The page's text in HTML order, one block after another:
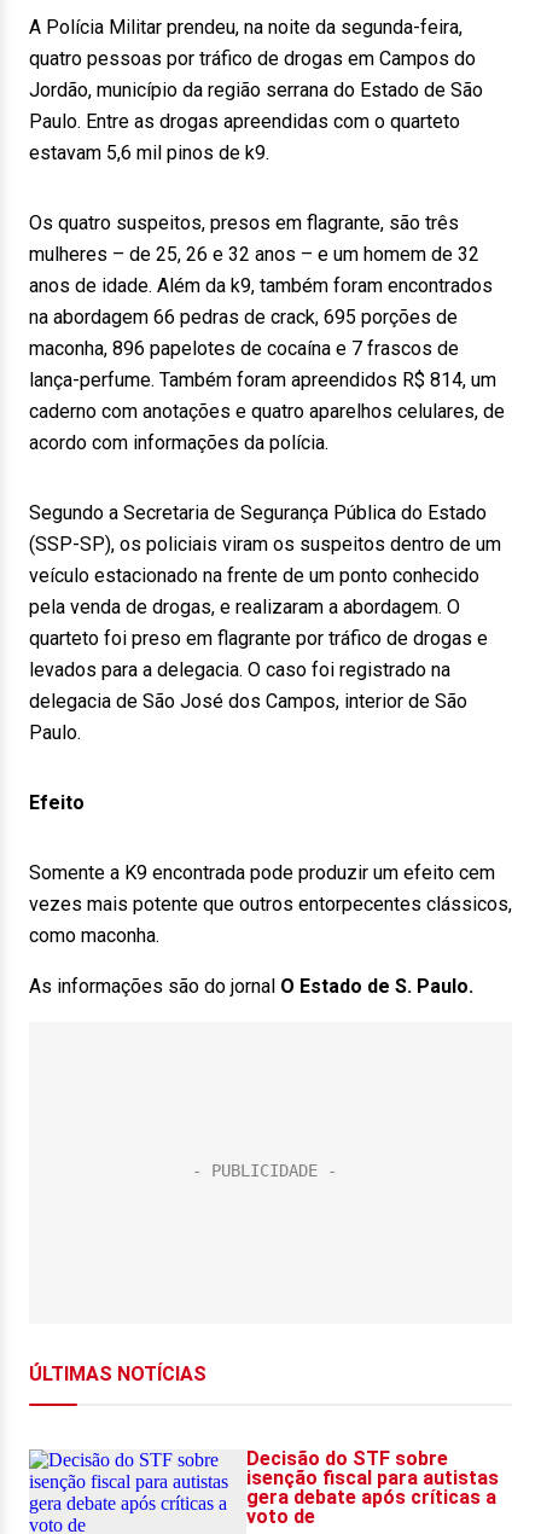
A Polícia Militar prendeu, na noite da segunda-feira,
quatro pessoas por tráfico de drogas em Campos do
Jordão, município da região serrana do Estado de São
Paulo. Entre as drogas apreendidas com o quarteto
estavam 5,6 mil pinos de k9.
Os quatro suspeitos, presos em flagrante, são três
mulheres – de 25, 26 e 32 anos – e um homem de 32
anos de idade. Além da k9, também foram encontrados
na abordagem 66 pedras de crack, 695 porções de
maconha, 896 papelotes de cocaína e 7 frascos de
lança-perfume. Também foram apreendidos R$ 814, um
caderno com anotações e quatro aparelhos celulares, de
acordo com informações da polícia.
Segundo a Secretaria de Segurança Pública do Estado
(SSP-SP), os policiais viram os suspeitos dentro de um
veículo estacionado na frente de um ponto conhecido
pela venda de drogas, e realizaram a abordagem. O
quarteto foi preso em flagrante por tráfico de drogas e
levados para a delegacia. O caso foi registrado na
delegacia de São José dos Campos, interior de São
Paulo.
Efeito
Somente a K9 encontrada pode produzir um efeito cem
vezes mais potente que outros entorpecentes clássicos,
como maconha.
As informações são do jornal O Estado de S. Paulo.